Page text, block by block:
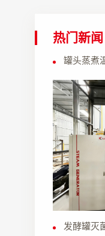
热门新闻
发酵罐灭